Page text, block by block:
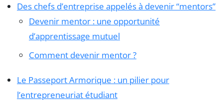
Des chefs d’entreprise appelés à devenir “mentors”
Devenir mentor : une opportunité
d’apprentissage mutuel
Comment devenir mentor ?
Le Passeport Armorique : un pilier pour
l’entrepreneuriat étudiant